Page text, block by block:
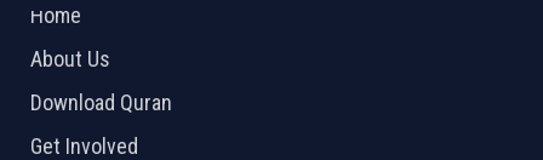
Home
About Us
Download Quran
Get Involved